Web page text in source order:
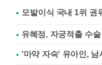
유혜정, 자궁적출 수
'마약 자숙' 유아인, 남